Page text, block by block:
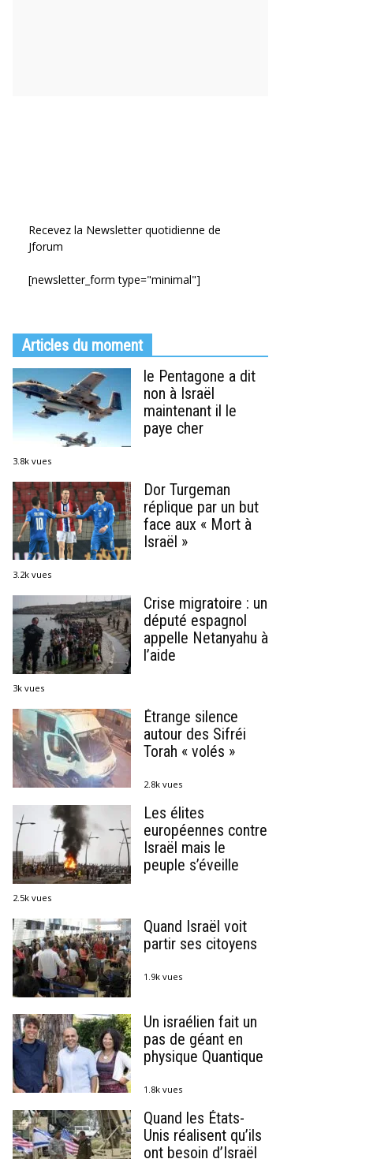
Recevez la Newsletter quotidienne de
Jforum
[newsletter_form type="minimal"]
Articles du moment
le Pentagone a dit
non à Israël
maintenant il le
paye cher
3.8k vues
Dor Turgeman
réplique par un but
face aux « Mort à
Israël »
3.2k vues
Crise migratoire : un
député espagnol
appelle Netanyahu à
l’aide
3k vues
Étrange silence
autour des Sifréi
Torah « volés »
2.8k vues
Les élites
européennes contre
Israël mais le
peuple s’éveille
2.5k vues
Quand Israël voit
partir ses citoyens
1.9k vues
Un israélien fait un
pas de géant en
physique Quantique
1.8k vues
Quand les États-
Unis réalisent qu’ils
ont besoin d’Israël